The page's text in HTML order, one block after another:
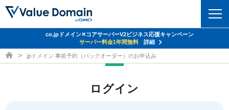
ドメイントップ
Value Domain 24周年キャンペーン
24%OFF クーポンGET＆その他特典あり！
co.jpドメイン✕コアサーバーV2ビジネス応援キャンペーン
サーバー料金1年間無料
詳細
ドメイン取得ならバリュードメイン
.jpドメイン 事前予約（バックオーダー）のお申込み
ログイン